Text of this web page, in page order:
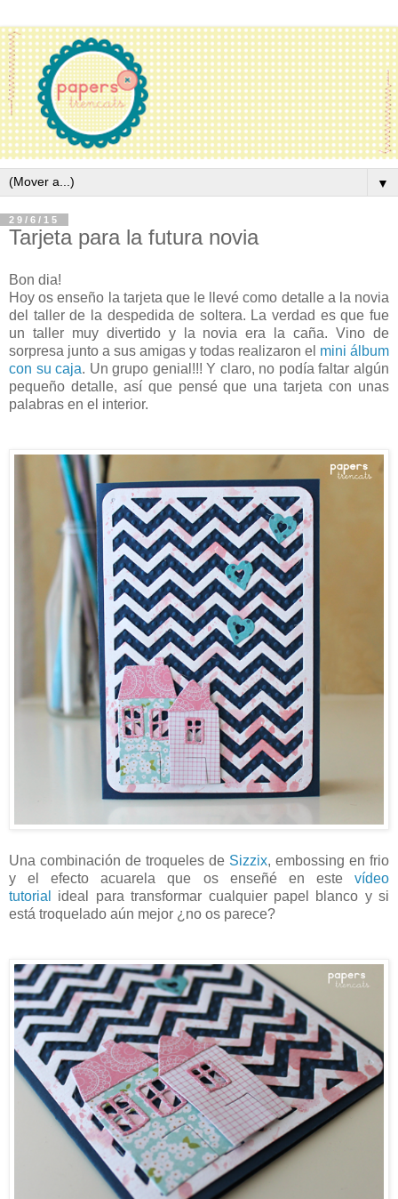
▼
29/6/15
Tarjeta para la futura novia
Bon dia!
Hoy os enseño la tarjeta que le llevé como detalle a la novia
del taller de la despedida de soltera. La verdad es que fue
un taller muy divertido y la novia era la caña. Vino de
sorpresa junto a sus amigas y todas realizaron el mini álbum
con su caja. Un grupo genial!!! Y claro, no podía faltar algún
pequeño detalle, así que pensé que una tarjeta con unas
palabras en el interior.
Una combinación de troqueles de Sizzix, embossing en frio
y el efecto acuarela que os enseñé en este vídeo
tutorial
ideal para transformar cualquier papel blanco y si
está troquelado aún mejor ¿no os parece?